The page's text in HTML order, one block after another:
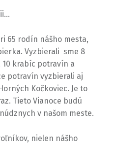
65 rodín nášho mesta,
Vyzbierali sme 8
krabíc potravín a
potravín vyzbierali aj
Kočkoviec. Je to
Tieto Vianoce budú
v našom meste.
nielen nášho